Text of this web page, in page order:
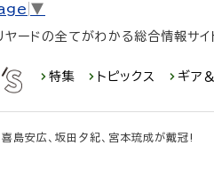
▼
ヤードの全てがわかる総合情報サイ
特集 トピックス ギア
島安広、坂田夕紀、宮本琉成が戴冠!